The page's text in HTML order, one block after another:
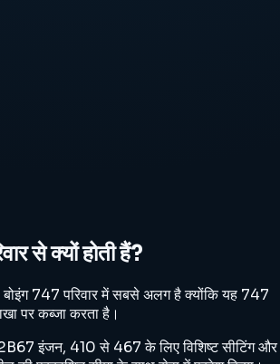
से क्यों होती हैं?
747 परिवार में सबसे अलग है क्योंकि यह 747
पर कब्जा करता है।
इंजन, 410 से 467 के लिए विशिष्ट सीटिंग और